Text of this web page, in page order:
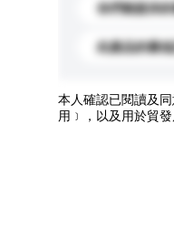
你們能提供
此產品的最
本人確認已閱讀及
用﹞，以及用於貿